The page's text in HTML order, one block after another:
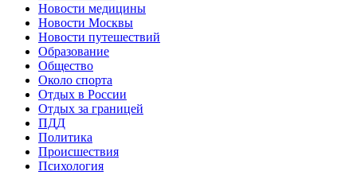
Новости медицины
Новости Москвы
Новости путешествий
Образование
Общество
Около спорта
Отдых в России
Отдых за границей
ПДД
Политика
Происшествия
Психология